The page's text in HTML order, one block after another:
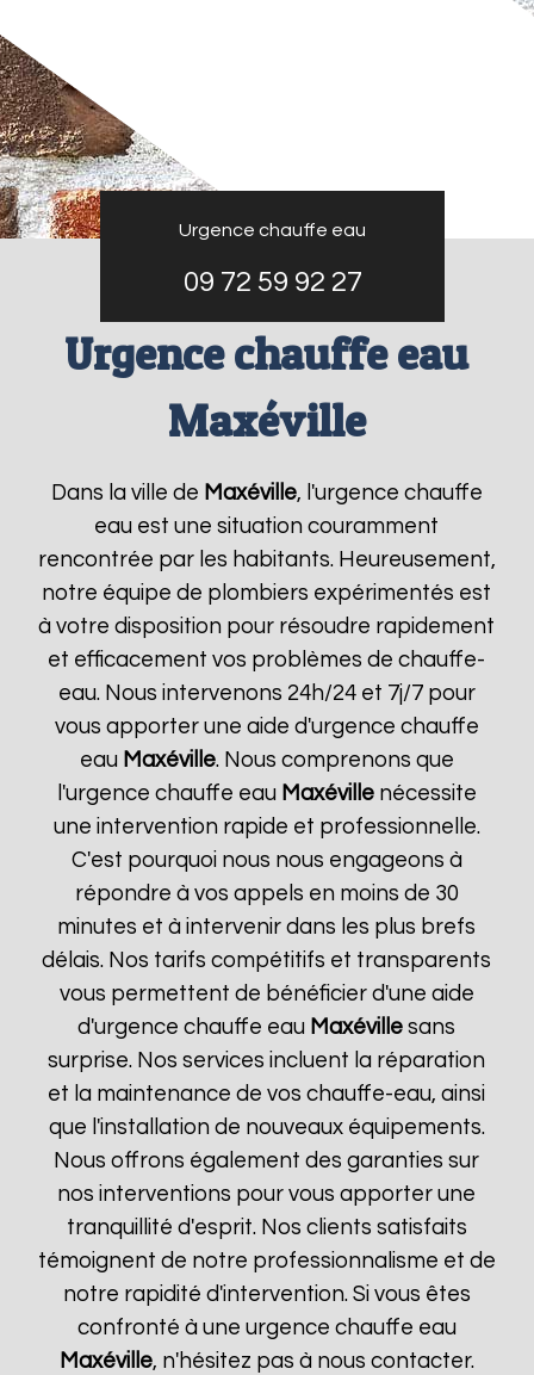
Urgence chauffe eau
09 72 59 92 27
Urgence chauffe eau
Maxéville
Dans la ville de Maxéville, l'urgence chauffe
eau est une situation couramment
rencontrée par les habitants. Heureusement,
notre équipe de plombiers expérimentés est
à votre disposition pour résoudre rapidement
et efficacement vos problèmes de chauffe-
eau. Nous intervenons 24h/24 et 7j/7 pour
vous apporter une aide d'urgence chauffe
eau Maxéville. Nous comprenons que
l'urgence chauffe eau Maxévillenécessite
une intervention rapide et professionnelle.
C'est pourquoi nous nous engageons à
répondre à vos appels en moins de 30
minutes et à intervenir dans les plus brefs
délais. Nos tarifs compétitifs et transparents
vous permettent de bénéficier d'une aide
d'urgence chauffe eau Maxéville sans
surprise. Nos services incluent la réparation
et la maintenance de vos chauffe-eau, ainsi
que l'installation de nouveaux équipements.
Nous offrons également des garanties sur
nos interventions pour vous apporter une
tranquillité d'esprit. Nos clients satisfaits
témoignent de notre professionnalisme et de
notre rapidité d'intervention. Si vous êtes
confronté à une urgence chauffe eau
Maxéville, n'hésitez pas à nous contacter.